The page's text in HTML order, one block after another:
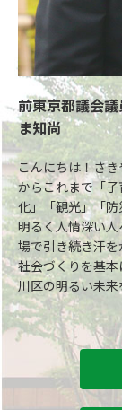
前東京都議会
ま知尚
こんにちは！さ
からこれまで「
化」「観光」「
明るく人情深い
場で引き続き汗
社会づくりを基
川区の明るい未